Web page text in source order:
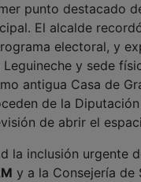
punto destacado
El alcalde
electoral, y
y sede
antigua Casa de
de la
de abrir el
la inclusión urgente
y a la Consejería de